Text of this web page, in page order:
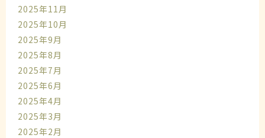
2025年11月
2025年10月
2025年9月
2025年8月
2025年7月
2025年6月
2025年4月
2025年3月
2025年2月